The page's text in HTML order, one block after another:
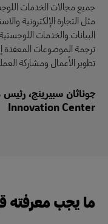
جميع مجالات الخدمات
مثل التجارة الإلكترونية
البيانات والخدمات
ترجمة الموضوعات المعقدة
تطوير الأعمال ومشاركة
Innovation Center
ما يجب معرفته